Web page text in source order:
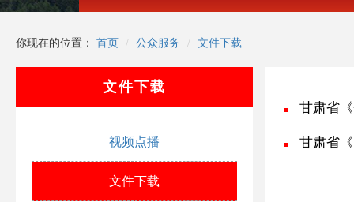
你现在的位置： 首页 公众服务 文件下载
文件下载
视频点播
文件下载
甘肃省
甘肃省